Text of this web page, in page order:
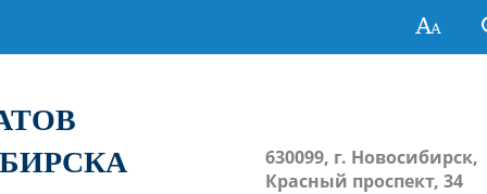
630099, г. Новосибирск,
Красный проспект, 34